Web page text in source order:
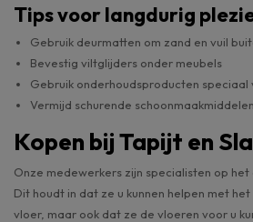
Tips voor langdurig
Gebruik deurmatten om zand en vuil
Bevestig viltglijders onder meubels
Gebruik onderhoudsproducten speciaal
Vermijd schurende schoonmaakmiddelen
Kopen bij Tapijt en
Onze medewerkers zijn specialisten op
Dit houdt in dat ze u kunnen helpen met
vloer, maar ook dat ze de vloeren voor u